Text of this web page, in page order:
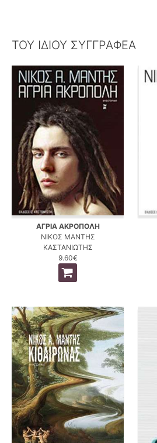
ΤΟΥ ΙΔΙΟΥ ΣΥΓΓΡΑΦΕΑ
ΑΓΡΙΑ ΑΚΡΟΠΟΛΗ
ΝΙΚΟΣ ΜΑΝΤΗΣ
ΚΑΣΤΑΝΙΩΤΗΣ
9.60€